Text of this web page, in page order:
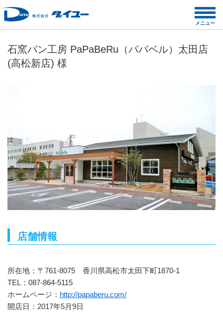
コ
テ
メニュー
石窯パン工房 PaPaBeRu（パパベル）太田店
(高松新店) 様
店舗情報
所在地：〒761-8075 香川県高松市太田下町1870-1
TEL：087-864-5115
ホームページ： http://papaberu.com/
開店日：2017年5月9日